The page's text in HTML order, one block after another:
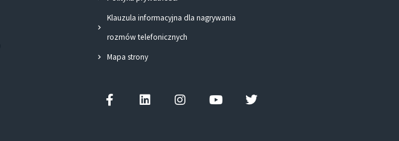
Klauzula informacyjna dla nagrywania
rozmów telefonicznych
Mapa strony
f